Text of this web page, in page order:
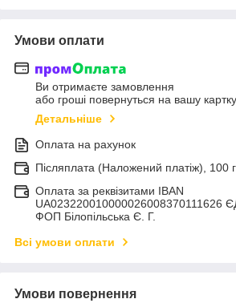
Умови оплати
Ви отримаєте замовлення
або гроші повернуться на вашу картку
Детальніше
Оплата на рахунок
Післяплата (Наложений платіж), 100
Оплата за реквізитами IBAN
UA023220010000026008370111626
ФОП Білопільська Є. Г.
Всі умови оплати
Умови повернення